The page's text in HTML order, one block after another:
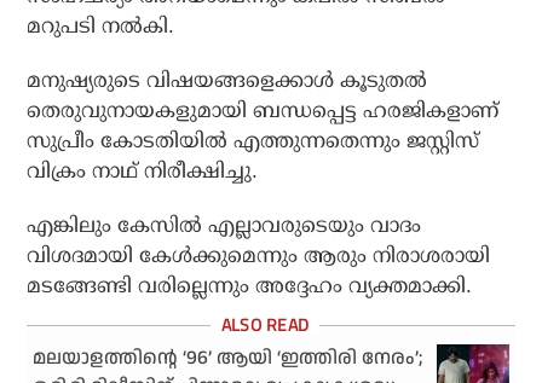
മറുപടി നൽകി.
മനുഷ്യരുടെ വിഷയങ്ങളെക്കാൾ കൂടുതൽ
തെരുവുനായകളുമായി ബന്ധപ്പെട്ട ഹരജികളാണ്
സുപ്രീം കോടതിയിൽ എത്തുന്നതെന്നും ജസ്റ്റിസ്
വിക്രം നാഥ് നിരീക്ഷിച്ചു.
എങ്കിലും കേസിൽ എല്ലാവരുടെയും വാദം
വിശദമായി കേൾക്കുമെന്നും ആരും നിരാശരായി
മടങ്ങേണ്ടി വരില്ലെന്നും അദ്ദേഹം വ്യക്തമാക്കി.
മലയാളത്തിന്റെ ‘96’ ആയി ‘ഇത്തിരി നേരം’;